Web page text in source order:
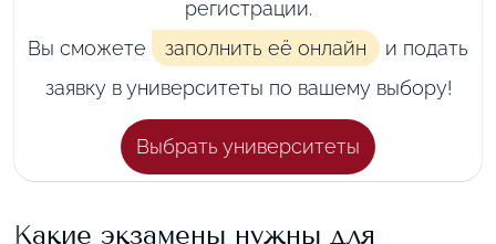
регистрации.
Вы сможете
заполнить её онлайн
и подать
заявку в университеты по вашему выбору!
Выбрать университеты
Какие экзамены нужны для